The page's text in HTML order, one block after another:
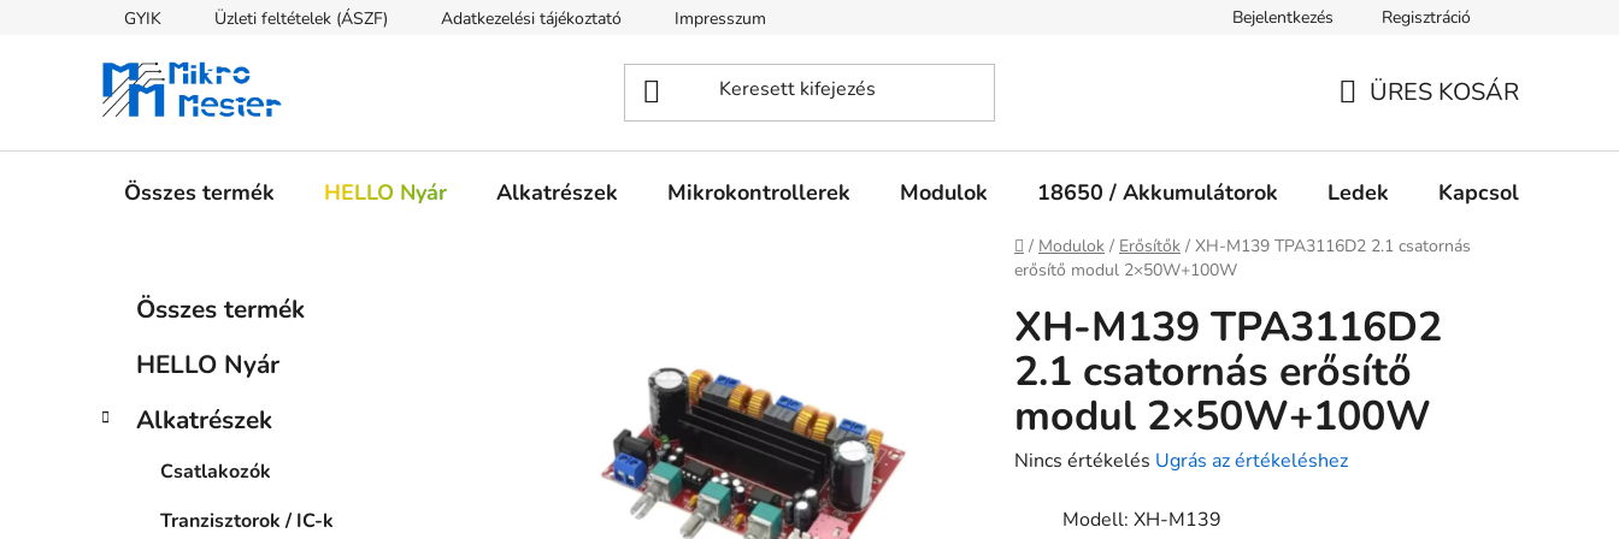
tartalomhoz
GYIK Üzleti feltételek (ÁSZF) Adatkezelési tájékoztató Impresszum Süti tájékoztató
Bejelentkezés Regisztráció
ÜRES KOSÁR
Összes termék HELLO Nyár Alkatrészek Mikrokontrollerek Modulok 18650 / Akkumulátorok Ledek Kapcsolók
Kezdőlap
/ Modulok / Erősítők / XH-M139 TPA3116D2 2.1 csatornás
erősítő modul 2×50W+100W
l
Kategóriák
átugrása
ó
Összes termék
HELLO Nyár
Alkatrészek
Csatlakozók
Tranzisztorok / IC-k
XH-M139 TPA3116D2
2.1 csatornás erősítő
modul 2×50W+100W
A
átlagos
Nincs értékelés Ugrás az értékeléshez
Modell: XH-M139